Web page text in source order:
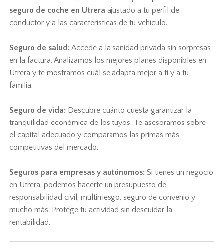
seguro de coche en Utrera ajustado a tu perfil de
conductor y a las características de tu vehículo.
Seguro de salud:Accede a la sanidad privada sin sorpresas
en la factura. Analizamos los mejores planes disponibles en
Utrera y te mostramos cuál se adapta mejor a ti y a tu
familia.
Seguro de vida: Descubre cuánto cuesta garantizar la
tranquilidad económica de los tuyos. Te asesoramos sobre
el capital adecuado y comparamos las primas más
competitivas del mercado.
Seguros para empresas y autónomos: Si tienes un negocio
en Utrera, podemos hacerte un presupuesto de
responsabilidad civil, multirriesgo, seguro de convenio y
mucho más. Protege tu actividad sin descuidar la
rentabilidad.